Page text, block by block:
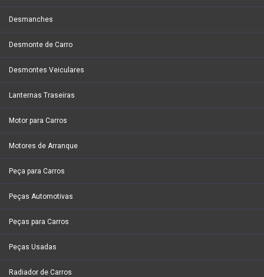
Desmanches
Desmonte de Carro
Desmontes Veiculares
Lanternas Traseiras
Motor para Carros
Motores de Arranque
Peça para Carros
Peças Automotivas
Peças para Carros
Peças Usadas
Radiador de Carros